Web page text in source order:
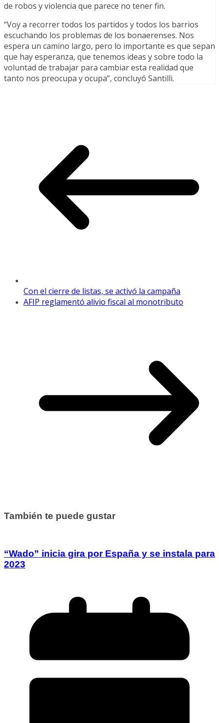
de robos y violencia que parece no tener fin.
“Voy a recorrer todos los partidos y todos los barrios
escuchando los problemas de los bonaerenses. Nos
espera un camino largo, pero lo importante es que sepan
que hay esperanza, que tenemos ideas y sobre todo la
voluntad de trabajar para cambiar esta realidad que
tanto nos preocupa y ocupa”, concluyó Santilli.
Con el cierre de listas, se activó la campaña
AFIP reglamentó alivio fiscal al monotributo
También te puede gustar
“Wado” inicia gira por España y se instala para
2023